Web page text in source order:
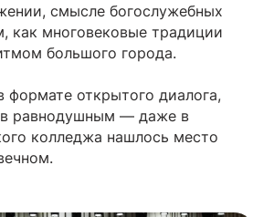
смысле богослужебных
как многовековые традиции
большого города.
формате открытого диалога,
равнодушным — даже в
колледжа нашлось место